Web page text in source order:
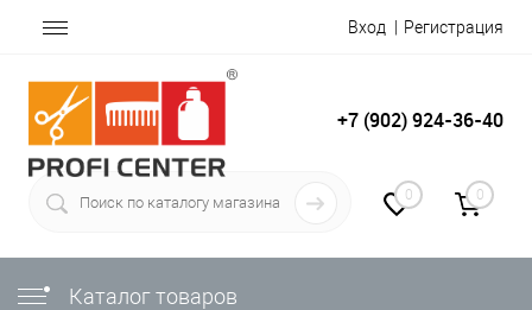
Вход Регистрация
+7 (902) 924-36-40
0 0
Каталог товаров